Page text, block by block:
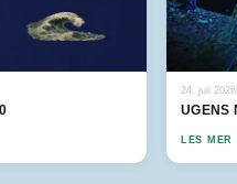
24. juli 2026
UGENS
LES MER